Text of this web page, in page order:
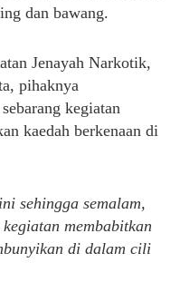
dan bawang.
Jenayah Narkotik,
pihaknya
kegiatan
kaedah berkenaan di
sehingga semalam,
membabitkan
di dalam cili